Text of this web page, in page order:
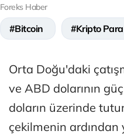
Foreks Haber
#Bitcoin #Kripto Para
Orta Doğu'daki
ve ABD dolarının
doların üzerinde
çekilmenin